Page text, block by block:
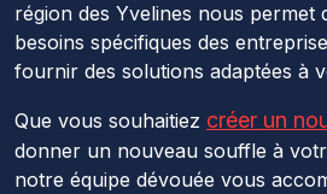
région des Yvelines nous permet
besoins spécifiques des
fournir des solutions adaptées à
Que vous souhaitiez créer un
donner un nouveau souffle à
notre équipe dévouée vous